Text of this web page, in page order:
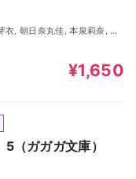
耶, 阿保まりあ
¥1,650
（ガガガ文庫）